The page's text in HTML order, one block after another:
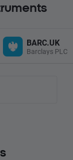
BARC.UK
Barclays PLC